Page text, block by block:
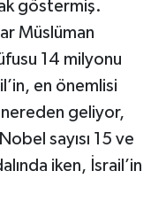
göstermiş.
Müslüman
14 milyonu
en önemlisi
geliyor,
sayısı 15 ve
iken, İsrail’in